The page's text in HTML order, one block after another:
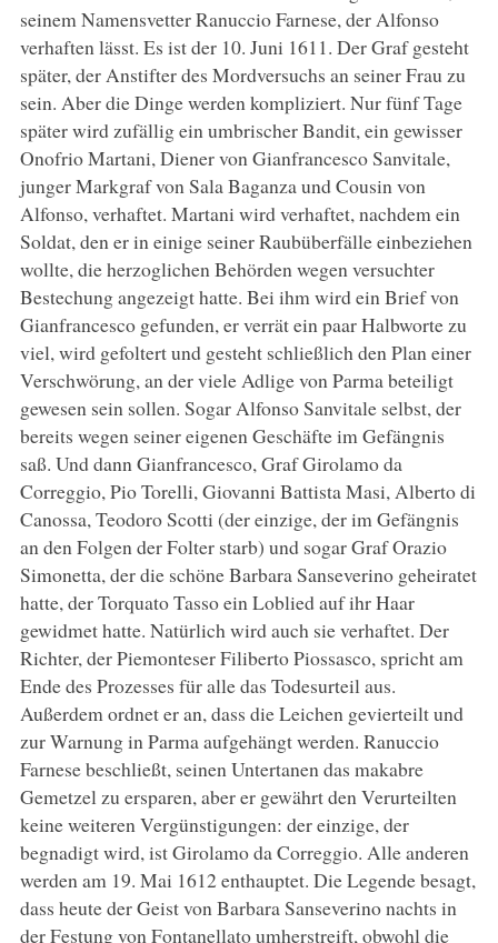
seinem Namensvetter Ranuccio Farnese, der Alfonso
verhaften lässt. Es ist der 10. Juni 1611. Der Graf gesteht
später, der Anstifter des Mordversuchs an seiner Frau zu
sein. Aber die Dinge werden kompliziert. Nur fünf Tage
später wird zufällig ein umbrischer Bandit, ein gewisser
Onofrio Martani, Diener von Gianfrancesco Sanvitale,
junger Markgraf von Sala Baganza und Cousin von
Alfonso, verhaftet. Martani wird verhaftet, nachdem ein
Soldat, den er in einige seiner Raubüberfälle einbeziehen
wollte, die herzoglichen Behörden wegen versuchter
Bestechung angezeigt hatte. Bei ihm wird ein Brief von
Gianfrancesco gefunden, er verrät ein paar Halbworte zu
viel, wird gefoltert und gesteht schließlich den Plan einer
Verschwörung, an der viele Adlige von Parma beteiligt
gewesen sein sollen. Sogar Alfonso Sanvitale selbst, der
bereits wegen seiner eigenen Geschäfte im Gefängnis
saß. Und dann Gianfrancesco, Graf Girolamo da
Correggio, Pio Torelli, Giovanni Battista Masi, Alberto di
Canossa, Teodoro Scotti (der einzige, der im Gefängnis
an den Folgen der Folter starb) und sogar Graf Orazio
Simonetta, der die schöne Barbara Sanseverino geheiratet
hatte, der Torquato Tasso ein Loblied auf ihr Haar
gewidmet hatte. Natürlich wird auch sie verhaftet. Der
Richter, der Piemonteser Filiberto Piossasco, spricht am
Ende des Prozesses für alle das Todesurteil aus.
Außerdem ordnet er an, dass die Leichen gevierteilt und
zur Warnung in Parma aufgehängt werden. Ranuccio
Farnese beschließt, seinen Untertanen das makabre
Gemetzel zu ersparen, aber er gewährt den Verurteilten
keine weiteren Vergünstigungen: der einzige, der
begnadigt wird, ist Girolamo da Correggio. Alle anderen
werden am 19. Mai 1612 enthauptet. Die Legende besagt,
dass heute der Geist von Barbara Sanseverino nachts in
der Festung von Fontanellato umherstreift, obwohl die